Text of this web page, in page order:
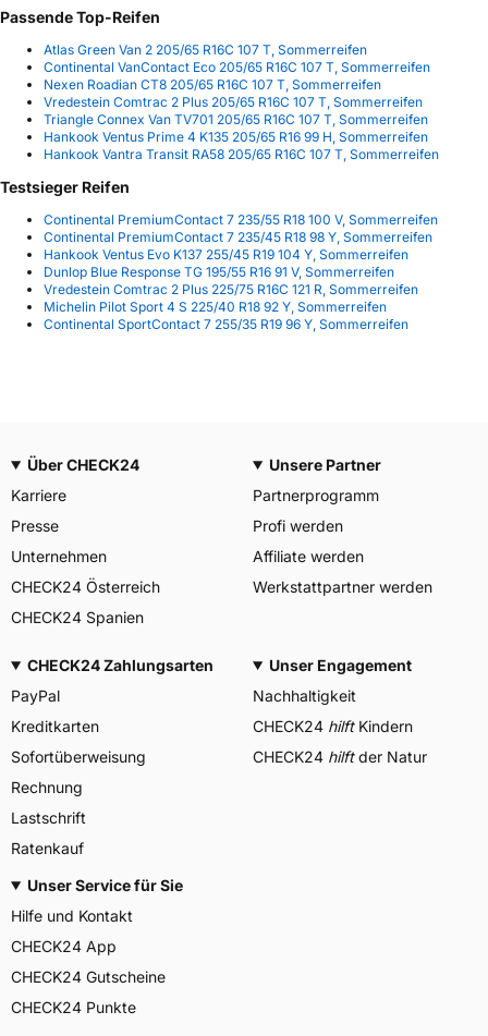
Passende Top-Reifen
Atlas Green Van 2 205/65 R16C 107 T, Sommerreifen
Continental VanContact Eco 205/65 R16C 107 T, Sommerreifen
Nexen Roadian CT8 205/65 R16C 107 T, Sommerreifen
Vredestein Comtrac 2 Plus 205/65 R16C 107 T, Sommerreifen
Triangle Connex Van TV701 205/65 R16C 107 T, Sommerreifen
Hankook Ventus Prime 4 K135 205/65 R16 99 H, Sommerreifen
Hankook Vantra Transit RA58 205/65 R16C 107 T, Sommerreifen
Testsieger Reifen
Continental PremiumContact 7 235/55 R18 100 V, Sommerreifen
Continental PremiumContact 7 235/45 R18 98 Y, Sommerreifen
Hankook Ventus Evo K137 255/45 R19 104 Y, Sommerreifen
Dunlop Blue Response TG 195/55 R16 91 V, Sommerreifen
Vredestein Comtrac 2 Plus 225/75 R16C 121 R, Sommerreifen
Michelin Pilot Sport 4 S 225/40 R18 92 Y, Sommerreifen
Continental SportContact 7 255/35 R19 96 Y, Sommerreifen
Über CHECK24
Karriere
Presse
Unternehmen
CHECK24 Österreich
CHECK24 Spanien
Unsere Partner
Partnerprogramm
Profi werden
Affiliate werden
Werkstattpartner werden
CHECK24 Zahlungsarten
PayPal
Kreditkarten
Sofortüberweisung
Rechnung
Lastschrift
Ratenkauf
Unser Engagement
Nachhaltigkeit
CHECK24 hilftKindern
CHECK24 hilftder Natur
Unser Service für Sie
Hilfe und Kontakt
CHECK24 App
CHECK24 Gutscheine
CHECK24 Punkte